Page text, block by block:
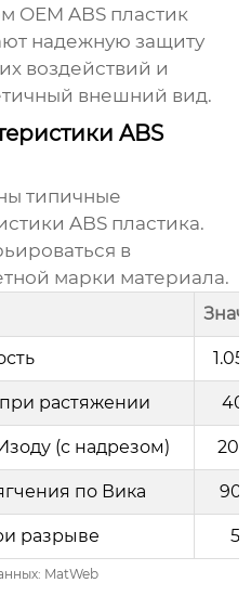
OEM ABS пластик
надежную защиту
воздействий и
внешний вид.
ABS
типичные
ABS пластика.
в
марки материала.
1.05
растяжении 40
(с надрезом) 20
по Вика 90
разрыве 5
MatWeb